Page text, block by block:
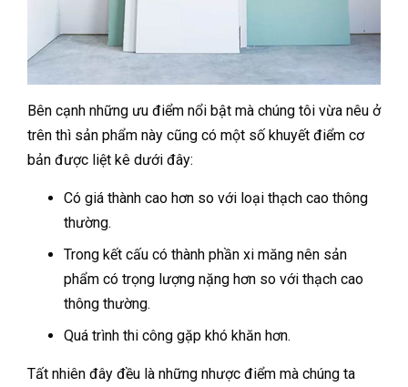
Bên cạnh những ưu điểm nổi bật mà chúng tôi vừa nêu ở
trên thì sản phẩm này cũng có một số khuyết điểm cơ
bản được liệt kê dưới đây:
Có giá thành cao hơn so với loại thạch cao thông
thường.
Trong kết cấu có thành phần xi măng nên sản
phẩm có trọng lượng nặng hơn so với thạch cao
thông thường.
Quá trình thi công gặp khó khăn hơn.
Tất nhiên đây đều là những nhược điểm mà chúng ta